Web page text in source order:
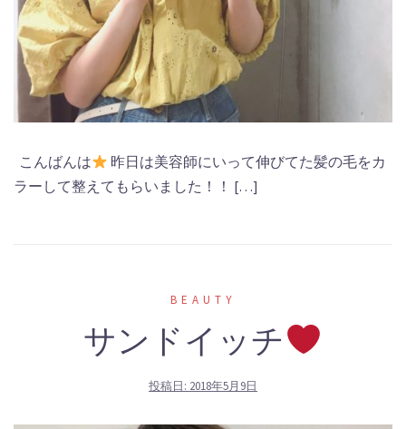
こんばんは
昨日は美容師にいって伸びてた髪の毛をカ
ラーして整えてもらいました！！ […]
BEAUTY
サンドイッチ
投稿日: 2018年5月9日